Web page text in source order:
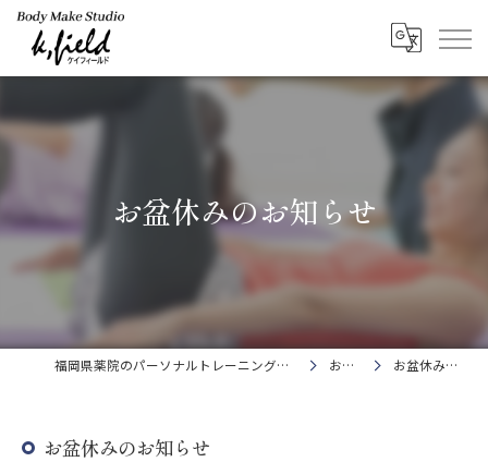
お盆休みのお知らせ
福岡県薬院のパーソナルトレーニングならBody Make Studio k.field お知らせ お盆休みのお知らせ
お盆休みのお知らせ